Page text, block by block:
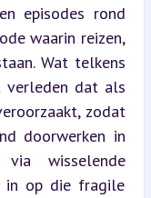
episodes rond
waarin reizen,
Wat telkens
verleden dat als
zodat
doorwerken in
wisselende
in op die fragile